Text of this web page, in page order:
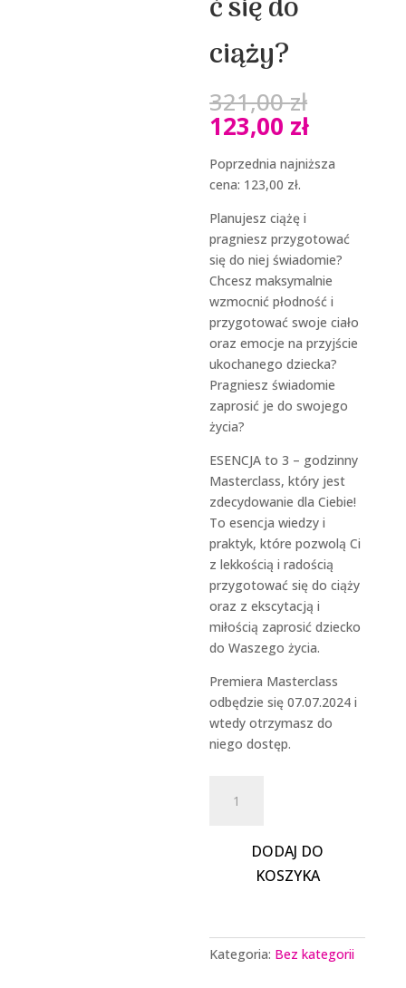
ć się do
ciąży?
321,00zł
321,00
123,00 zł
wynosi:
Poprzednia najniższa
cena: 123,00 zł.
Planujesz ciążę i
pragniesz przygotować
się do niej świadomie?
Chcesz maksymalnie
wzmocnić płodność i
przygotować swoje ciało
oraz emocje na przyjście
ukochanego dziecka?
Pragniesz świadomie
zaprosić je do swojego
życia?
ESENCJA to 3 – godzinny
Masterclass, który jest
zdecydowanie dla Ciebie!
To esencja wiedzy i
praktyk, które pozwolą Ci
z lekkością i radością
przygotować się do ciąży
oraz z ekscytacją i
miłością zaprosić dziecko
do Waszego życia.
Premiera Masterclass
odbędzie się 07.07.2024 i
wtedy otrzymasz do
niego dostęp.
Masterclass
świadomie
ciąży?
DODAJ DO
KOSZYKA
Kategoria: Bez kategorii